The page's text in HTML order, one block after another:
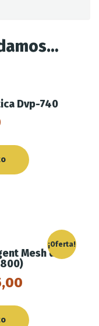
Dvp-740
¡Oferta!
Mesh de